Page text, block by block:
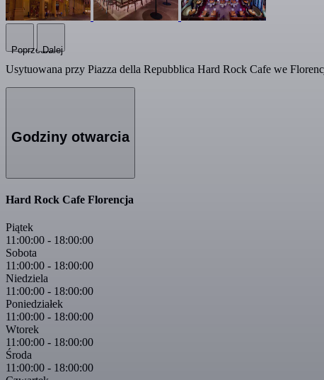
PoprzedniDalej
Usytuowana przy Piazza della Repubblica Hard Rock Cafe we
Godziny otwarcia
Hard Rock Cafe Florencja
Piątek
11:00:00 - 18:00:00
Sobota
11:00:00 - 18:00:00
Niedziela
11:00:00 - 18:00:00
Poniedziałek
11:00:00 - 18:00:00
Wtorek
11:00:00 - 18:00:00
Środa
11:00:00 - 18:00:00